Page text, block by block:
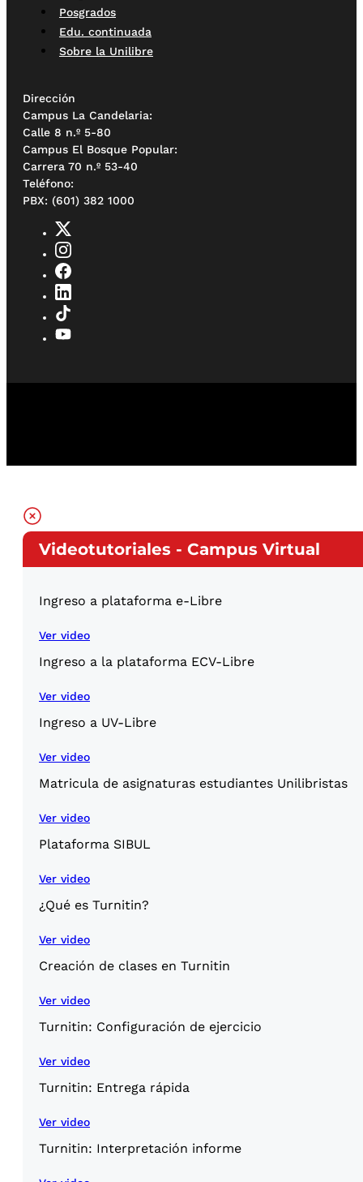
Posgrados
Edu. continuada
Sobre la Unilibre
Dirección
Campus La Candelaria:
Calle 8 n.º 5-80
Campus El Bosque Popular:
Carrera 70 n.º 53-40
Teléfono:
PBX: (601) 382 1000
Videotutoriales - Campus Virtual
Ingreso a plataforma e-Libre
Ver video
Ingreso a la plataforma ECV-Libre
Ver video
Ingreso a UV-Libre
Ver video
Matricula de asignaturas estudiantes Unilibristas
Ver video
Plataforma SIBUL
Ver video
¿Qué es Turnitin?
Ver video
Creación de clases en Turnitin
Ver video
Turnitin: Configuración de ejercicio
Ver video
Turnitin: Entrega rápida
Ver video
Turnitin: Interpretación informe